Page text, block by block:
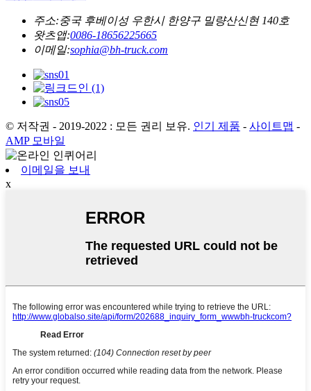
주소:중국 후베이성 ​​우한시 한양구 밀량산신현 140호
왓츠앱:0086-18656225665
이메일:sophia@bh-truck.com
© 저작권 - 2019-2022 : 모든 권리 보유. 인기 제품 - 사이트맵 -
AMP 모바일
이메일을 보내
x